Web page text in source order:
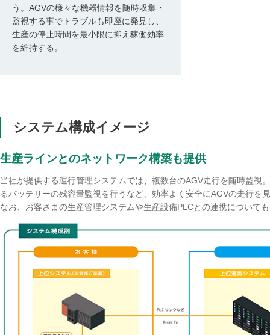
う。AGVの様々な機器情報を随時収集・
監視する事でトラブルも即座に発見し、
生産の停止時間を最小限に抑え稼働効率
を維持する。
システム構成イメージ
生産ラインとのネットワーク構築も提供
当社が提供する運行管理システムでは、複数台のAGV走行を随時監
るバッテリーの残容量監視を行うなど、効率よく安全にAGVの走行を
なお、お客さまの生産管理システムや生産設備PLCとの連携について